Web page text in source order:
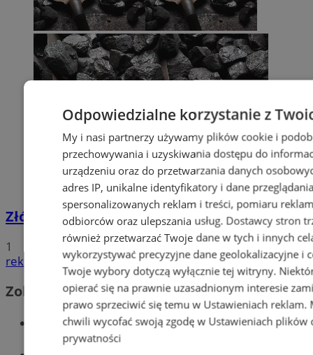
Złóż wniosek o dodatek węglowy
1
reklama
Zobacz również
Wiadomości kryminalne w Wodzisławiu
Odpowiedzialne korzystanie z
My i nasi partnerzy używamy plików cookie i
przechowywania i uzyskiwania dostępu do
urządzeniu oraz do przetwarzania danych
adres IP, unikalne identyfikatory i dane
spersonalizowanych reklam i treści, pomiaru
odbiorców oraz ulepszania usług. Dostawcy stron
również przetwarzać Twoje dane w tych i innych
wykorzystywać precyzyjne dane geolokalizacyjne i
Twoje wybory dotyczą wyłącznie tej witryny.
opierać się na prawnie uzasadnionym interesie
prawo sprzeciwić się temu w Ustawieniach reklam.
chwili wycofać swoją zgodę w Ustawieniach plików
prywatności